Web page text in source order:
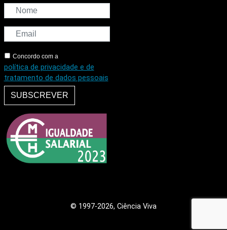
Concordo com a
política de privacidade e de
tratamento de dados pessoais
SUBSCREVER
© 1997-2026, Ciência Viva